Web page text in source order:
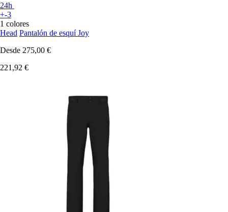
24h
+-3
1 colores
Head Pantalón de esquí Joy
Desde 275,00 €
221,92 €